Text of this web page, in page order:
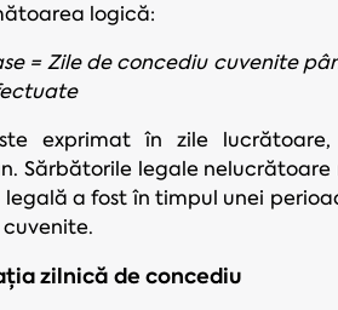
logică:
= Zile de concediu cuvenite
exprimat în zile
Sărbătorile legale
a fost în timpul unei
zilnică de concediu